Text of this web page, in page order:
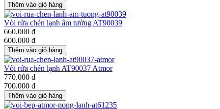
Vòi rửa chén lạnh âm tường AT90039
660.000 đ
600.000 đ
Vòi rửa chén lạnh AT90037 Atmor
770.000 đ
700.000 đ